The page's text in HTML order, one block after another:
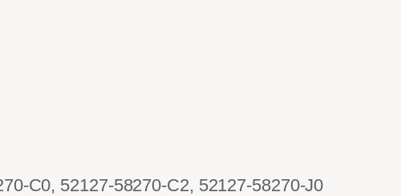
C0, 52127-58270-C2, 52127-58270-J0